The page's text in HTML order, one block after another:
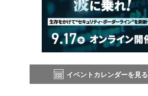
イベントカレンダーを見る